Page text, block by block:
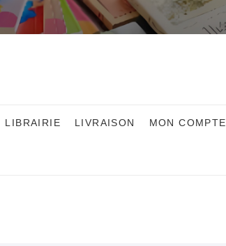
LIBRAIRIE LIVRAISON MON COMPTE